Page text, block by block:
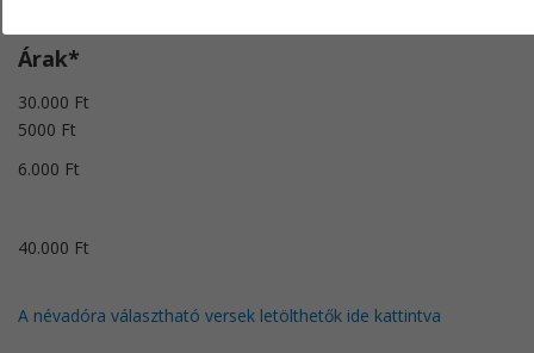
Árak*
30.000 Ft
5000 Ft​
6.000 Ft
40.000 Ft
A névadóra választható versek letölthetők ide kattintva